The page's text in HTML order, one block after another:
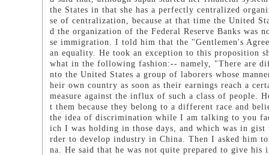
the States in that she has a perfectly centralized
se of centralization, because at that time the United
d the organization of the Federal Reserve Banks was
se immigration. I told him that the "Gentlemen's
an equality. He took an exception to this proposition
what in the following fashion:-- namely, "There are
nto the United States a group of laborers whose
heir own country as soon as their earnings reach a
measure against the influx of such a class of people.
t them because they belong to a different race and
the idea of discrimination while I am talking to you
ich I was holding in those days, and which was in
rder to develop industry in China. Then I asked him
na. He said that he was not quite prepared to give